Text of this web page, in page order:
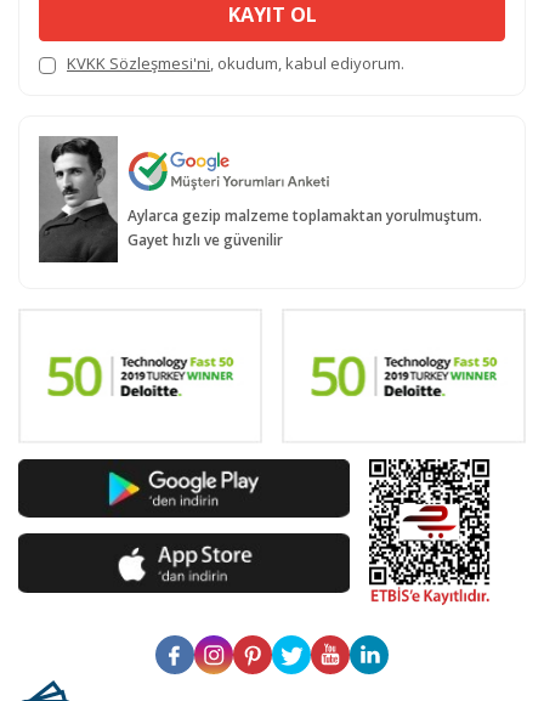
KAYIT OL
KVKK Sözleşmesi'ni, okudum, kabul ediyorum.
Aylarca gezip malzeme toplamaktan yorulmuştum.
Gayet hızlı ve güvenilir